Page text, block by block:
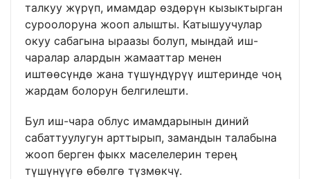
талкуу жүрүп, имамдар өздөрүн кызыктырган
суроолоруна жооп алышты. Катышуучулар
окуу сабагына ыраазы болуп, мындай иш-
чаралар алардын жамааттар менен
иштөөсүндө жана түшүндүрүү иштеринде чоң
жардам болорун белгилешти.
Бул иш-чара облус имамдарынын диний
сабаттуулугун арттырып, замандын талабына
жооп берген фыкх маселелерин терең
түшүнүүгө өбөлгө түзмөкчү.